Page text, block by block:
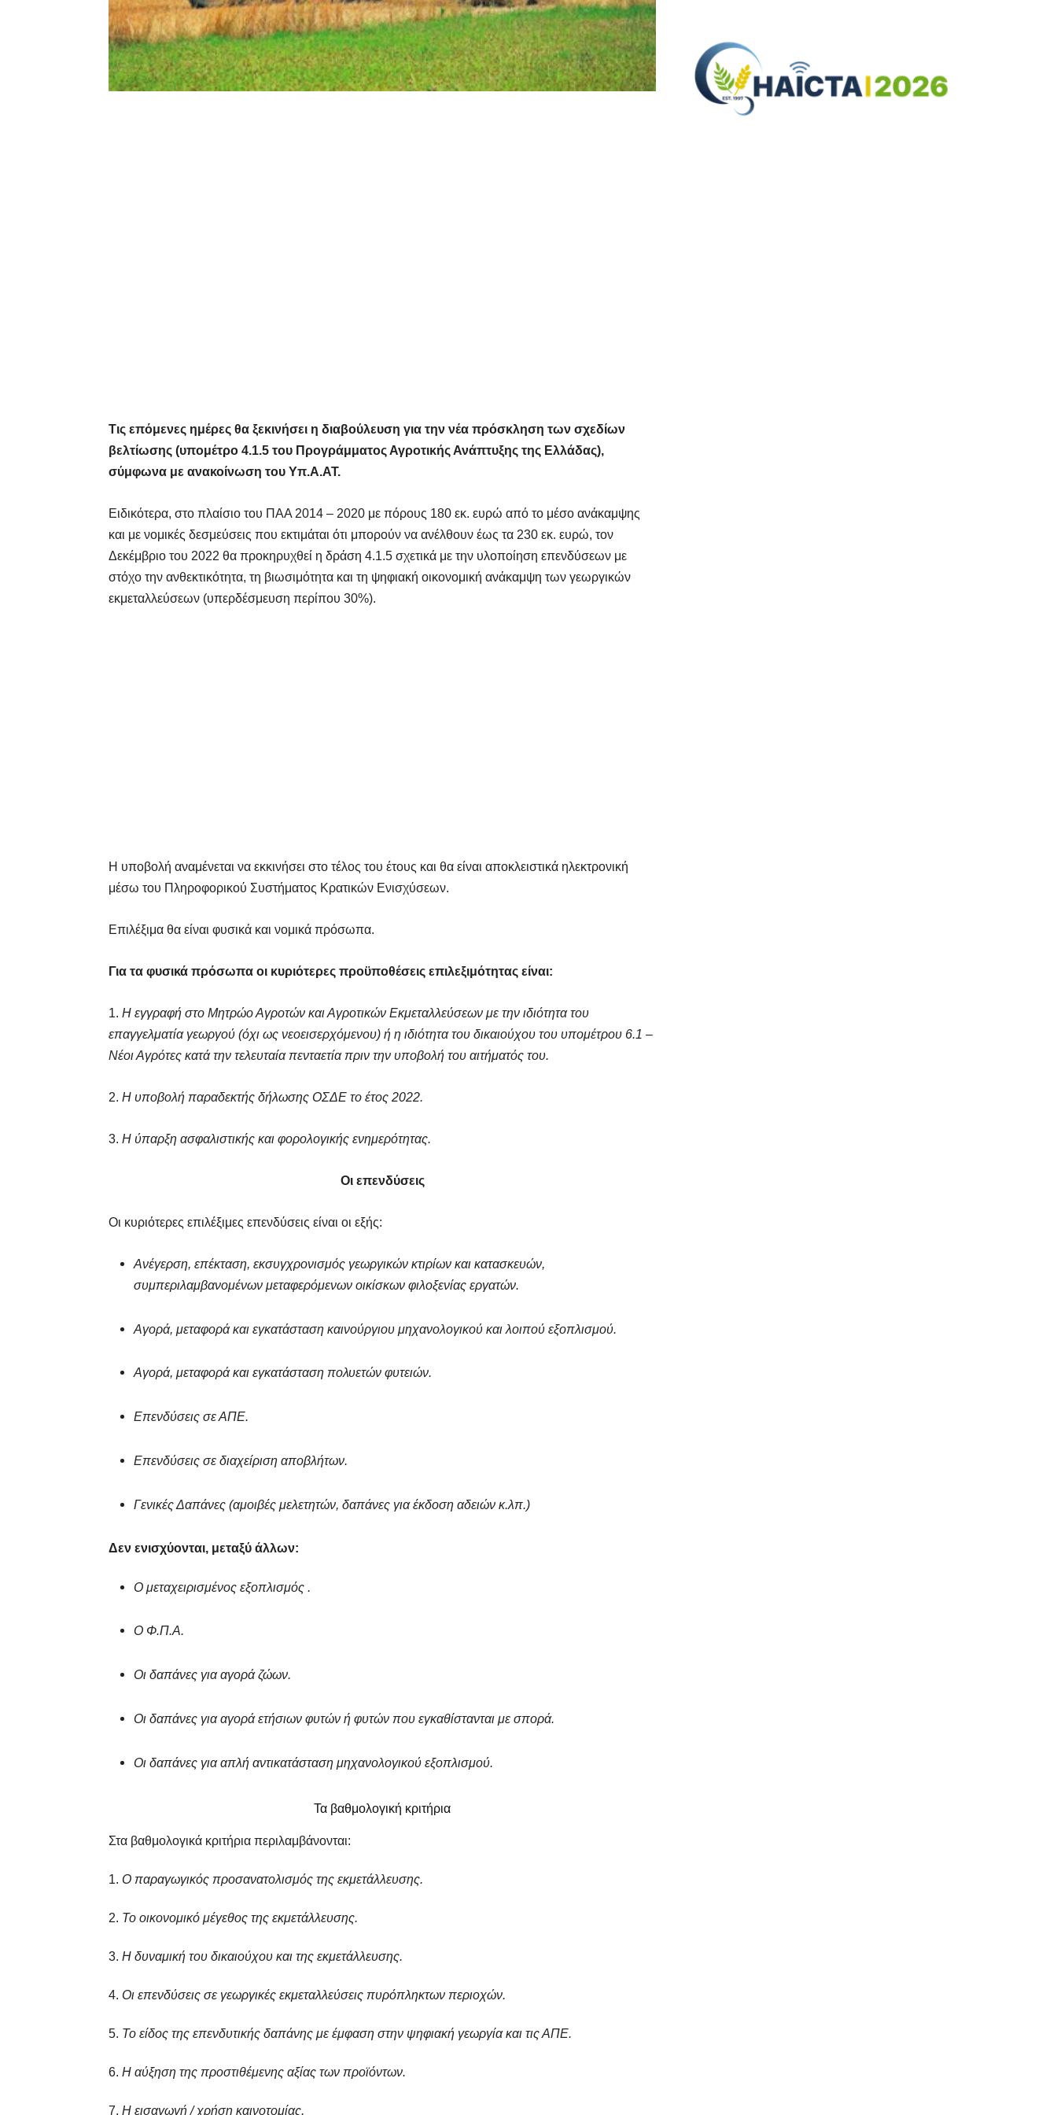
Τις επόμενες ημέρες θα ξεκινήσει η διαβούλευση για την νέα πρόσκληση των σχεδίων
βελτίωσης (υπομέτρο 4.1.5 του Προγράμματος Αγροτικής Ανάπτυξης της Ελλάδας),
σύμφωνα με ανακοίνωση του Υπ.Α.ΑΤ.
Ειδικότερα, στο πλαίσιο του ΠΑΑ 2014 – 2020 με πόρους 180 εκ. ευρώ από το μέσο ανάκαμψης
και με νομικές δεσμεύσεις που εκτιμάται ότι μπορούν να ανέλθουν έως τα 230 εκ. ευρώ, τον
Δεκέμβριο του 2022 θα προκηρυχθεί η δράση 4.1.5 σχετικά με την υλοποίηση επενδύσεων με
στόχο την ανθεκτικότητα, τη βιωσιμότητα και τη ψηφιακή οικονομική ανάκαμψη των γεωργικών
εκμεταλλεύσεων (υπερδέσμευση περίπου 30%).
Η υποβολή αναμένεται να εκκινήσει στο τέλος του έτους και θα είναι αποκλειστικά ηλεκτρονική
μέσω του Πληροφορικού Συστήματος Κρατικών Ενισχύσεων.
Επιλέξιμα θα είναι φυσικά και νομικά πρόσωπα.
Για τα φυσικά πρόσωπα οι κυριότερες προϋποθέσεις επιλεξιμότητας είναι:
1. Η εγγραφή στο Μητρώο Αγροτών και Αγροτικών Εκμεταλλεύσεων με την ιδιότητα του
επαγγελματία γεωργού (όχι ως νεοεισερχόμενου) ή η ιδιότητα του δικαιούχου του υπομέτρου 6.1 –
Νέοι Αγρότες κατά την τελευταία πενταετία πριν την υποβολή του αιτήματός του.
2. Η υποβολή παραδεκτής δήλωσης ΟΣΔΕ το έτος 2022.
3. Η ύπαρξη ασφαλιστικής και φορολογικής ενημερότητας.
Οι επενδύσεις
Οι κυριότερες επιλέξιμες επενδύσεις είναι οι εξής:
Ανέγερση, επέκταση, εκσυγχρονισμός γεωργικών κτιρίων και κατασκευών,
συμπεριλαμβανομένων μεταφερόμενων οικίσκων φιλοξενίας εργατών.
Αγορά, μεταφορά και εγκατάσταση καινούργιου μηχανολογικού και λοιπού εξοπλισμού.
Αγορά, μεταφορά και εγκατάσταση πολυετών φυτειών.
Επενδύσεις σε ΑΠΕ.
Επενδύσεις σε διαχείριση αποβλήτων.
Γενικές Δαπάνες (αμοιβές μελετητών, δαπάνες για έκδοση αδειών κ.λπ.)
Δεν ενισχύονται, μεταξύ άλλων:
Ο μεταχειρισμένος εξοπλισμός .
Ο Φ.Π.Α.
Οι δαπάνες για αγορά ζώων.
Οι δαπάνες για αγορά ετήσιων φυτών ή φυτών που εγκαθίστανται με σπορά.
Οι δαπάνες για απλή αντικατάσταση μηχανολογικού εξοπλισμού.
Τα βαθμολογική κριτήρια
Στα βαθμολογικά κριτήρια περιλαμβάνονται:
1. Ο παραγωγικός προσανατολισμός της εκμετάλλευσης.
2. Το οικονομικό μέγεθος της εκμετάλλευσης.
3. Η δυναμική του δικαιούχου και της εκμετάλλευσης.
4. Οι επενδύσεις σε γεωργικές εκμεταλλεύσεις πυρόπληκτων περιοχών.
5. Το είδος της επενδυτικής δαπάνης με έμφαση στην ψηφιακή γεωργία και τις ΑΠΕ.
6. Η αύξηση της προστιθέμενης αξίας των προϊόντων.
7. Η εισαγωγή / χρήση καινοτομίας.